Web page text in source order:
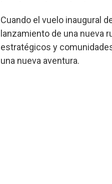
Cuando el vuelo inaugural
lanzamiento de una nueva
estratégicos y
una nueva aventura.